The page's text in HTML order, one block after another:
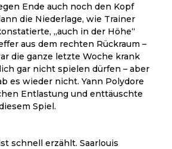
Ende auch noch den Kopf
die Niederlage, wie Trainer
„auch in der Höhe“
aus dem rechten Rückraum –
die ganze letzte Woche krank
gar nicht spielen dürfen – aber
es wieder nicht. Yann Polydore
Entlastung und enttäuschte
Spiel.
schnell erzählt. Saarlouis